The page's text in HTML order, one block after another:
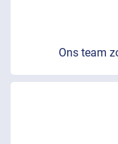
Ons team